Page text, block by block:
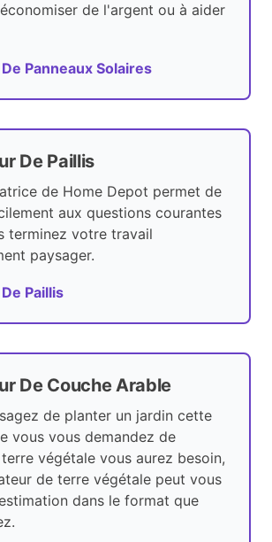
de l'argent ou à aider
Panneaux Solaires
De Paillis
de Home Depot permet de
aux questions courantes
terminez votre travail
paysager.
Paillis
De Couche Arable
de planter un jardin cette
vous vous demandez de
végétale vous aurez besoin,
de terre végétale peut vous
dans le format que